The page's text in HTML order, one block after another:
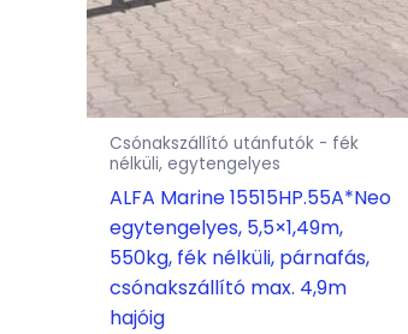
Csónakszállító utánfutók - fék
nélküli, egytengelyes
ALFA Marine 15515HP.55A*Neo
egytengelyes, 5,5×1,49m,
550kg, fék nélküli, párnafás,
csónakszállító max. 4,9m
hajóig